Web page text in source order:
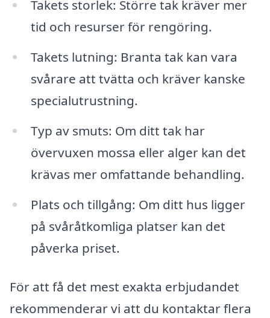
Takets storlek: Större tak kräver mer
tid och resurser för rengöring.
Takets lutning: Branta tak kan vara
svårare att tvätta och kräver kanske
specialutrustning.
Typ av smuts: Om ditt tak har
övervuxen mossa eller alger kan det
krävas mer omfattande behandling.
Plats och tillgång: Om ditt hus ligger
på svåråtkomliga platser kan det
påverka priset.
För att få det mest exakta erbjudandet
rekommenderar vi att du kontaktar flera